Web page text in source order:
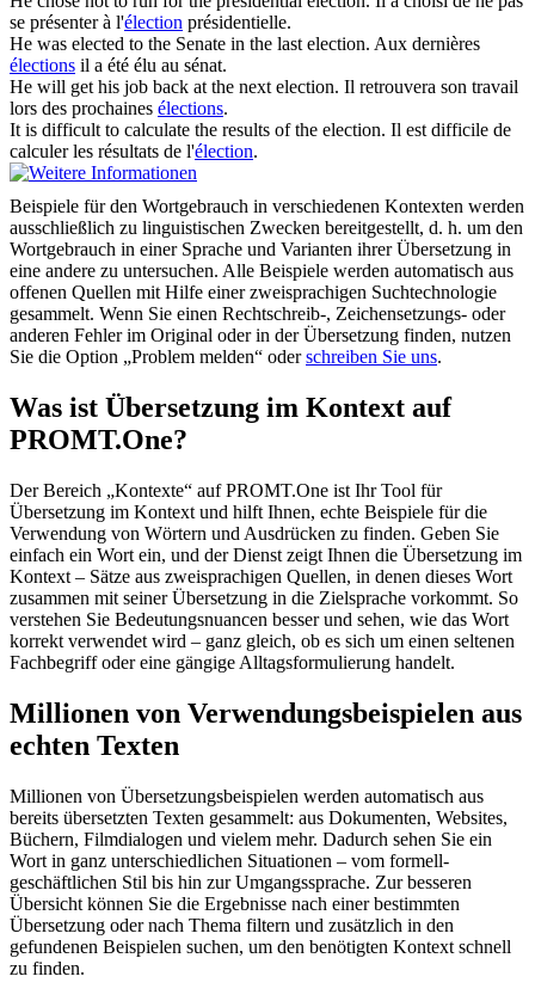
se présenter à l'élection présidentielle.
He was elected to the Senate in the lastelection. Aux dernières
élections il a été élu au sénat.
He will get his job back at the nextelection. Il retrouvera son travail
lors des prochaines élections.
It is difficult to calculate the results of the election. Il est difficile de
calculer les résultats de l'élection.
Beispiele für den Wortgebrauch in verschiedenen Kontexten werden
ausschließlich zu linguistischen Zwecken bereitgestellt, d. h. um den
Wortgebrauch in einer Sprache und Varianten ihrer Übersetzung in
eine andere zu untersuchen. Alle Beispiele werden automatisch aus
offenen Quellen mit Hilfe einer zweisprachigen Suchtechnologie
gesammelt. Wenn Sie einen Rechtschreib-, Zeichensetzungs- oder
anderen Fehler im Original oder in der Übersetzung finden, nutzen
Sie die Option „Problem melden“ oderschreiben Sie uns.
Was ist Übersetzung im Kontext auf
PROMT.One?
Der Bereich „Kontexte“ auf PROMT.One ist Ihr Tool für
Übersetzung im Kontext und hilft Ihnen, echte Beispiele für die
Verwendung von Wörtern und Ausdrücken zu finden. Geben Sie
einfach ein Wort ein, und der Dienst zeigt Ihnen die Übersetzung im
Kontext – Sätze aus zweisprachigen Quellen, in denen dieses Wort
zusammen mit seiner Übersetzung in die Zielsprache vorkommt. So
verstehen Sie Bedeutungsnuancen besser und sehen, wie das Wort
korrekt verwendet wird – ganz gleich, ob es sich um einen seltenen
Fachbegriff oder eine gängige Alltagsformulierung handelt.
Millionen von Verwendungsbeispielen aus
echten Texten
Millionen von Übersetzungsbeispielen werden automatisch aus
bereits übersetzten Texten gesammelt: aus Dokumenten, Websites,
Büchern, Filmdialogen und vielem mehr. Dadurch sehen Sie ein
Wort in ganz unterschiedlichen Situationen – vom formell-
geschäftlichen Stil bis hin zur Umgangssprache. Zur besseren
Übersicht können Sie die Ergebnisse nach einer bestimmten
Übersetzung oder nach Thema filtern und zusätzlich in den
gefundenen Beispielen suchen, um den benötigten Kontext schnell
zu finden.